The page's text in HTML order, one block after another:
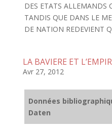
DES ETATS ALLEMANDS
TANDIS QUE DANS LE
DE NATION REDEVIENT
LA BAVIERE ET
Avr 27, 2012
Données
Daten